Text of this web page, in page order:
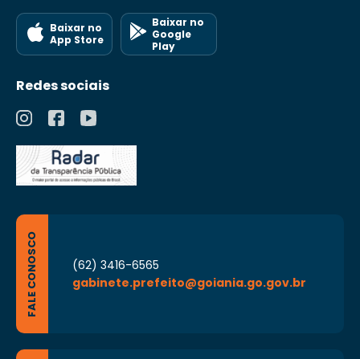
Baixar no
App Store
Baixar no
Google
Play
Redes sociais
FALE CONOSCO
(62) 3416-6565
gabinete.prefeito@goiania.go.gov.br